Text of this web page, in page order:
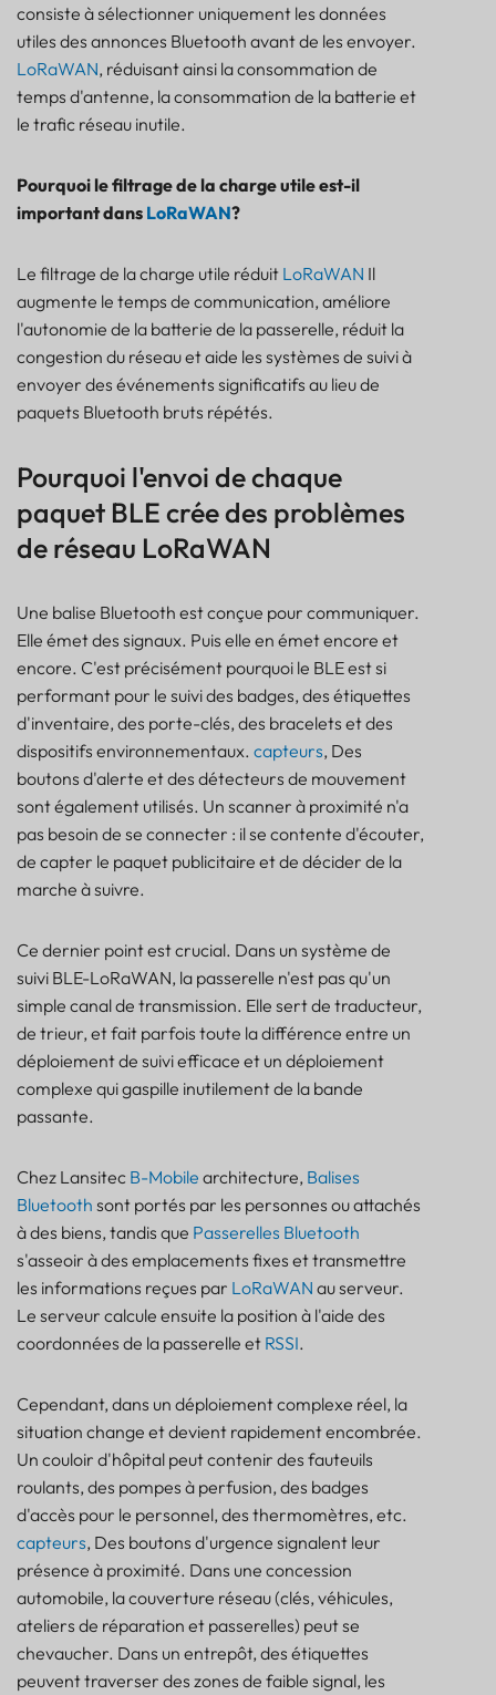
CAPTEUR
Pourquoi l'envoi de chaque paquet BLE crée des
BLE vs LoRaWAN : Pourquoi l’optimisation de la
charge utile est importante
Qu'est-ce que le filtrage de charge utile BLE ?
Comment le filtrage de la charge utile BLE réduit
filtrage de la charge utile BLE
Comment le filtrage de la charge utile prolonge
l'autonomie de la batterie de la passerelle
Pourquoi davantage de données de suivi
n'améliorent pas toujours la visibilité
Fonctionnement du filtrage des charges utiles BLE
dans le système de suivi Lansitec B-Mobile
Meilleures pratiques pour le filtrage des charges
utiles BLE
Erreurs courantes à éviter lors du filtrage de la
charge utile BLE
Foire aux questions
À propos du filtrage de la charge utile BLE
consiste à sélectionner uniquement les données
utiles des annonces Bluetooth avant de les envoyer.
LoRaWAN, réduisant ainsi la consommation de
temps d'antenne, la consommation de la batterie et
le trafic réseau inutile.
Pourquoi le filtrage de la charge utile est-il
important dans LoRaWAN?
Le filtrage de la charge utile réduit LoRaWAN Il
augmente le temps de communication, améliore
l'autonomie de la batterie de la passerelle, réduit la
congestion du réseau et aide les systèmes de suivi à
envoyer des événements significatifs au lieu de
paquets Bluetooth bruts répétés.
Pourquoi l'envoi de chaque
paquet BLE crée des problèmes
de réseau LoRaWAN
Une balise Bluetooth est conçue pour communiquer.
Elle émet des signaux. Puis elle en émet encore et
encore. C'est précisément pourquoi le BLE est si
performant pour le suivi des badges, des étiquettes
d'inventaire, des porte-clés, des bracelets et des
dispositifs environnementaux. capteurs, Des
boutons d'alerte et des détecteurs de mouvement
sont également utilisés. Un scanner à proximité n'a
pas besoin de se connecter : il se contente d'écouter,
de capter le paquet publicitaire et de décider de la
marche à suivre.
Ce dernier point est crucial. Dans un système de
suivi BLE-LoRaWAN, la passerelle n'est pas qu'un
simple canal de transmission. Elle sert de traducteur,
de trieur, et fait parfois toute la différence entre un
déploiement de suivi efficace et un déploiement
complexe qui gaspille inutilement de la bande
passante.
Chez Lansitec B-Mobile architecture, Balises
Bluetooth sont portés par les personnes ou attachés
à des biens, tandis que Passerelles Bluetooth
s'asseoir à des emplacements fixes et transmettre
les informations reçues par LoRaWAN au serveur.
Le serveur calcule ensuite la position à l'aide des
coordonnées de la passerelle et RSSI.
Cependant, dans un déploiement complexe réel, la
situation change et devient rapidement encombrée.
Un couloir d'hôpital peut contenir des fauteuils
roulants, des pompes à perfusion, des badges
d'accès pour le personnel, des thermomètres, etc.
capteurs, Des boutons d'urgence signalent leur
présence à proximité. Dans une concession
automobile, la couverture réseau (clés, véhicules,
ateliers de réparation et passerelles) peut se
chevaucher. Dans un entrepôt, des étiquettes
peuvent traverser des zones de faible signal, les